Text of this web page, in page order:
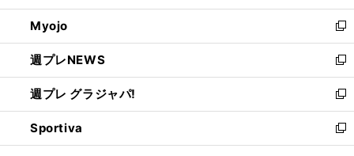
開
く
ウ
で
開
く
ン
ド
ウ
で
開
く
ウ
ィ
ン
ド
ウ
で
開
く
Myojo
新
し
い
ウ
ィ
ン
ド
ウ
週プレNEWS
新
し
い
ウ
ィ
ン
週プレ グラジャパ!
新
し
い
ウ
Sportiva
新
し